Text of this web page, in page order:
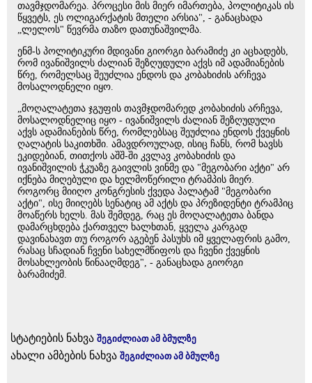
თავმჯდომარეა. პროცესი მის მიერ იმართება, პოლიტიკას ის
წყვეტს, ეს ოლიგარქატის მთელი არსია", - განაცხადა
„ლელოს" წევრმა თაზო დათუნაშვილმა.
ენმ-ს პოლიტიკური მდივანი გიორგი ბარამიძე კი აცხადებს,
რომ ივანიშვილს ძალიან შეზღუდული აქვს იმ ადამიანების
წრე, რომელსაც შეუძლია ენდოს და კობახიძის არჩევა
მოსალოდნელი იყო.
„მოღალატეთა ჯგუფის თავმჯდომარედ კობახიძის არჩევა,
მოსალოდნელიც იყო - ივანიშვილს ძალიან შეზღუდული
აქვს ადამიანების­ წრე, რომლებსაც შეუძლია ენდოს ქვეყნის
ღალატის საკითხში. ამავდროულად, ისიც ჩანს, რომ ხავსს
ეკიდებიან, თითქოს აშშ-ში კვლავ კობახიძის და
ივანიშვილის ჭკუაზე გაივლის ვინმე და "მეგობარი აქტი" არ
იქნება მიღებული და ხელმოწერილი ტრამპის მიერ.
როგორც მიიღო კონგრესის ქვედა პალატამ "მეგობარი
აქტი", ისე მიიღებს სენატიც ამ აქტს და პრეზიდენტი ტრამპიც
მოაწერს ხელს. მას შემდეგ, რაც ეს მოღალატეთა ბანდა
დამარცხდება ქართველ ხალხთან, ყველა კარგად
დავინახავთ თუ როგორ აგებენ პასუხს იმ ყველაფრის გამო,
რასაც სჩადიან ჩვენი სახელმწიფოს და ჩვენი ქვეყნის
მოსახლეობის წინააღმდეგ", - განაცხადა გიორგი
ბარამიძემ.
სტატიების ნახვა შეგიძლიათ ამ ბმულზე
ახალი ამბების ნახვა შეგიძლიათ ამ ბმულზე